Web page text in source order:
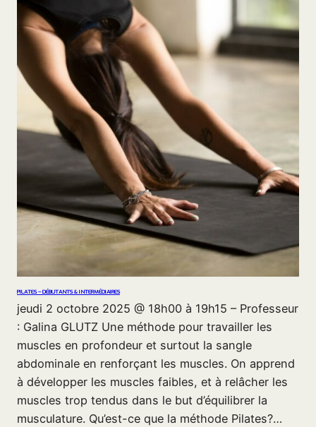
PILATES – DÉBUTANTS & INTERMÉDIAIRES
jeudi 2 octobre 2025 @ 18h00 à 19h15 – Professeur
: Galina GLUTZ Une méthode pour travailler les
muscles en profondeur et surtout la sangle
abdominale en renforçant les muscles. On apprend
à développer les muscles faibles, et à relâcher les
muscles trop tendus dans le but d’équilibrer la
musculature. Qu’est-ce que la méthode Pilates?…